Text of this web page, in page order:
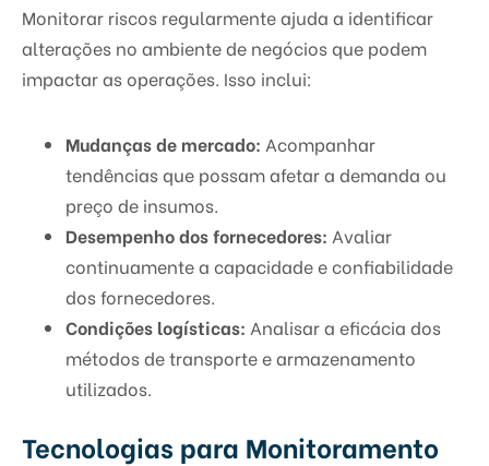
Monitorar riscos regularmente ajuda a identificar
alterações no ambiente de negócios que podem
impactar as operações. Isso inclui:
Mudanças de mercado: Acompanhar
tendências que possam afetar a demanda ou
preço de insumos.
Desempenho dos fornecedores: Avaliar
continuamente a capacidade e confiabilidade
dos fornecedores.
Condições logísticas: Analisar a eficácia dos
métodos de transporte e armazenamento
utilizados.
Tecnologias para Monitoramento